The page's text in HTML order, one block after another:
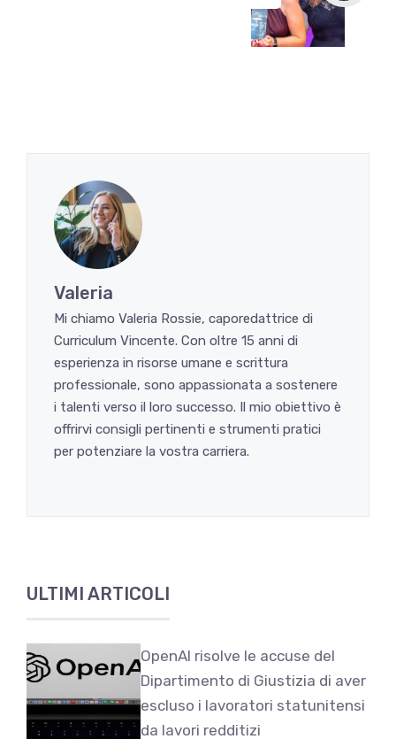
Valeria
Mi chiamo Valeria Rossie, caporedattrice di
Curriculum Vincente. Con oltre 15 anni di
esperienza in risorse umane e scrittura
professionale, sono appassionata a sostenere
i talenti verso il loro successo. Il mio obiettivo è
offrirvi consigli pertinenti e strumenti pratici
per potenziare la vostra carriera.
ULTIMI ARTICOLI
OpenAI risolve le accuse del
Dipartimento di Giustizia di aver
escluso i lavoratori statunitensi
da lavori redditizi